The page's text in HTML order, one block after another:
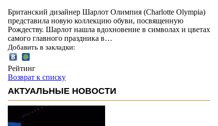
Британский дизайнер Шарлот Олимпия (Charlotte Olympia)
представила новую коллекцию обуви, посвященную
Рождеству. Шарлот нашла вдохновение в символах и цветах
самого главного праздника в…
Добавить в закладки:
Рейтинг
Возврат к списку
АКТУАЛЬНЫЕ НОВОСТИ